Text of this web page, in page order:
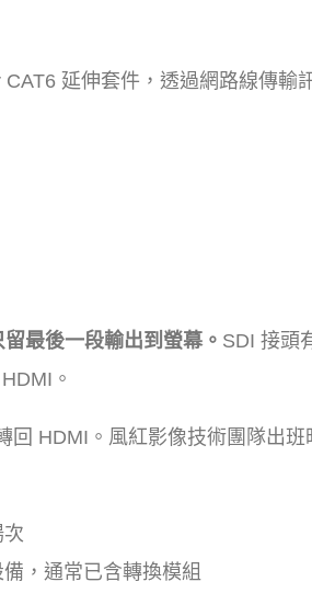
延伸套件，透過網路線傳輸
最後一段輸出到螢幕。 SDI 接頭
。
HDMI。風紅影像技術團隊出班
，通常已含轉換模組